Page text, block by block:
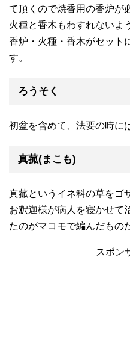
て頂くので焼香用の香炉が
火種と香木もわすれないよ
香炉・火種・香木がセット
す。
ろうそく
初盆を含めて、法要の時に
真菰(まこも)
真菰というイネ科の草をゴ
お釈迦様が病人を寝かせて
たのがマコモで編んだもの
スポン